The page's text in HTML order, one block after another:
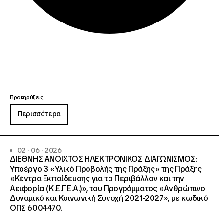
Προκηρύξεις
Περισσότερα
02 · 06 · 2026
ΔΙΕΘΝΗΣ ΑΝΟΙΧΤΟΣ ΗΛΕΚΤΡΟΝΙΚΟΣ ΔΙΑΓΩΝΙΣΜΟΣ:
Υποέργο 3 «Υλικό Προβολής της Πράξης» της Πράξης
«Κέντρα Εκπαίδευσης για το Περιβάλλον και την
Αειφορία (Κ.Ε.ΠΕ.Α.)», του Προγράμματος «Ανθρώπινο
Δυναμικό και Κοινωνική Συνοχή 2021-2027», με κωδικό
ΟΠΣ 6004470.